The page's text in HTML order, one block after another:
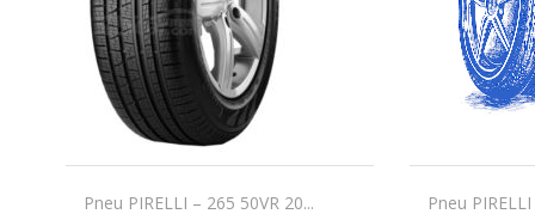
Pneu PIRELLI – 265 50VR 20... Pneu